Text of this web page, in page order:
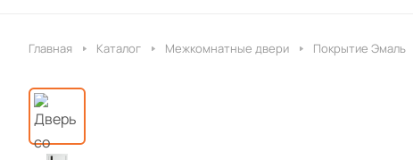
Главная Каталог Межкомнатные двери Покрытие Эмаль